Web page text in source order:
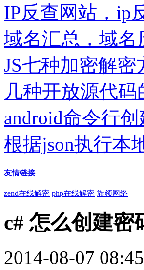
IP反查网站，ip
域名汇总，域名
JS七种加密解密
几种开放源代
android命令行
根据json执行本
友情链接
zend在线解密 php在线解密 旗领网络
c# 怎么创建密
2014-08-07 08:45